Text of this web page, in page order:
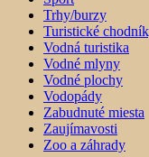
Trhy/burzy
Turistické
Vodná turistika
Vodné mlyny
Vodné plochy
Vodopády
Zabudnuté miesta
Zaujímavosti
Zoo a záhrady